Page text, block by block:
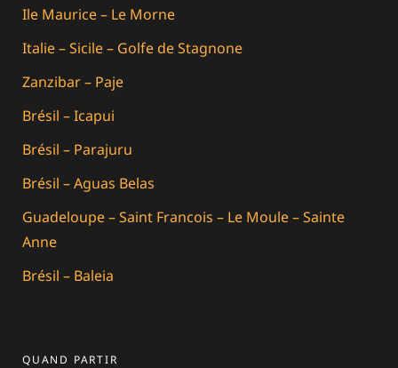
Ile Maurice – Le Morne
Italie – Sicile – Golfe de Stagnone
Zanzibar – Paje
Brésil – Icapui
Brésil – Parajuru
Brésil – Aguas Belas
Guadeloupe – Saint Francois – Le Moule – Sainte
Anne
Brésil – Baleia
QUAND PARTIR